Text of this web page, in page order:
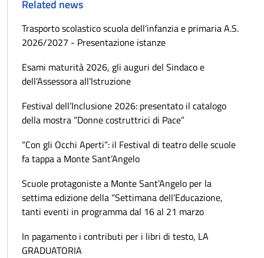
Related news
Trasporto scolastico scuola dell’infanzia e primaria A.S.
2026/2027 - Presentazione istanze
Esami maturità 2026, gli auguri del Sindaco e
dell’Assessora all’Istruzione
Festival dell’Inclusione 2026: presentato il catalogo
della mostra “Donne costruttrici di Pace”
“Con gli Occhi Aperti”: il Festival di teatro delle scuole
fa tappa a Monte Sant’Angelo
Scuole protagoniste a Monte Sant’Angelo per la
settima edizione della “Settimana dell’Educazione,
tanti eventi in programma dal 16 al 21 marzo
In pagamento i contributi per i libri di testo, LA
GRADUATORIA